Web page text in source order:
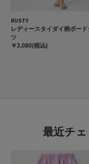
RUSTY
レディースタイダイ柄ボー
ツ
￥3,080(税込)
最近チ